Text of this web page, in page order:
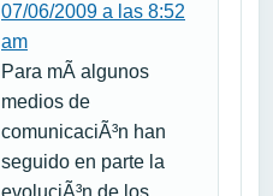
07/06/2009 a las 8:52
am
Para mÃ­ algunos
medios de
comunicaciÃ³n han
seguido en parte la